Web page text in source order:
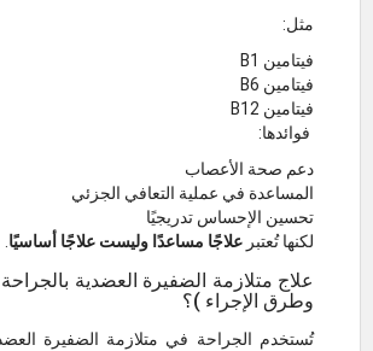
مثل:
فيتامين B1
فيتامين B6
فيتامين B12
فوائدها:
دعم صحة الأعصاب
المساعدة في عملية التعافي الجزئي
تحسين الإحساس تدريجيًا
لكنها تُعتبر علاجًا مساعدًا وليست علاجًا أساسيًا
علاج متلازمة الضفيرة العضدية بالجراحة
وطرق الإجراء )؟
تُستخدم الجراحة في متلازمة الضفيرة